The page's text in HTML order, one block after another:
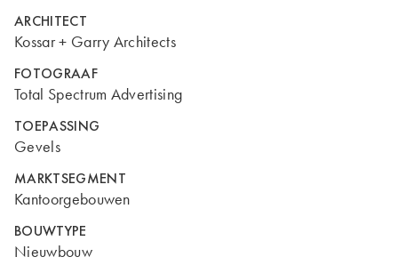
ARCHITECT
Kossar + Garry Architects
FOTOGRAAF
Total Spectrum Advertising
TOEPASSING
Gevels
MARKTSEGMENT
Kantoorgebouwen
BOUWTYPE
Nieuwbouw